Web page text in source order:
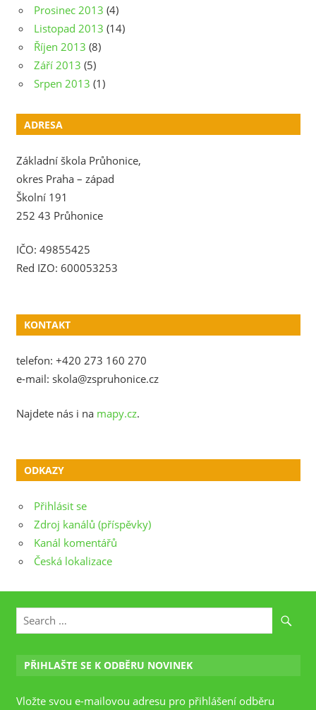
Prosinec 2013 (4)
Listopad 2013 (14)
Říjen 2013 (8)
Září 2013 (5)
Srpen 2013 (1)
ADRESA
Základní škola Průhonice,
okres Praha – západ
Školní 191
252 43 Průhonice
IČO: 49855425
Red IZO: 600053253
KONTAKT
telefon: +420 273 160 270
e-mail: skola@zspruhonice.cz
Najdete nás i na mapy.cz.
ODKAZY
Přihlásit se
Zdroj kanálů (příspěvky)
Kanál komentářů
Česká lokalizace
PŘIHLAŠTE SE K ODBĚRU NOVINEK
Vložte svou e-mailovou adresu pro přihlášení odběru